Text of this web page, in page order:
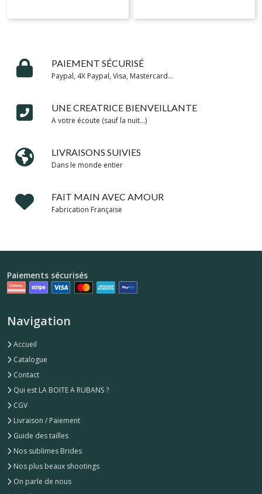
ROUGE
PAIEMENT SÉCURISÉ
Paypal, 4X Paypal, Visa, Mastercard...
UNE CREATRICE BIENVEILLANTE
A votre écoute (sauf la nuit...)
LIVRAISONS SUIVIES
Dans le monde entier
FAIT MAIN AVEC AMOUR
Fabrication Française
Paiements sécurisés
Navigation
Accueil
Catalogue
Contact
Qui est LA BOITE A RUBANS ?
CGV
Livraison / Paiement
Guide des tailles
Nos sublimes Brides
Nos plus beaux shootings
On parle de nous